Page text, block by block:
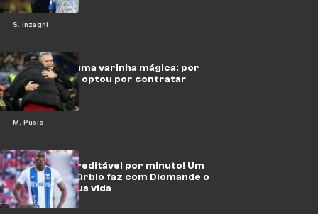
S. Inzaghi
M. Pusic
Ele não tem uma varinha mágica: por
que o Al-Ahly optou por contratar
Posecki?
Quantia inacreditável por minuto! Um
clube do subúrbio faz com Diomande o
negócio de sua vida